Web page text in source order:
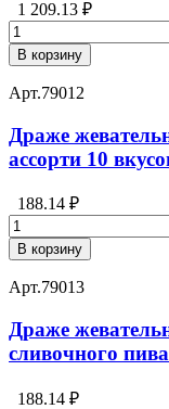
1 209.13 ₽
В корзину
Арт.79012
Драже
ассорти 10
188.14 ₽
В корзину
Арт.79013
Драже
сливочного
188.14 ₽